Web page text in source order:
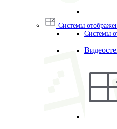
Системы
Системы